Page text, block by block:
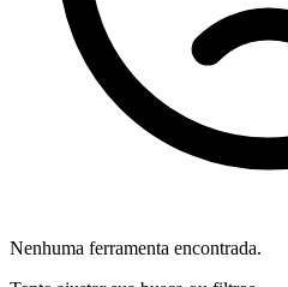
Nenhuma ferramenta encontrada.